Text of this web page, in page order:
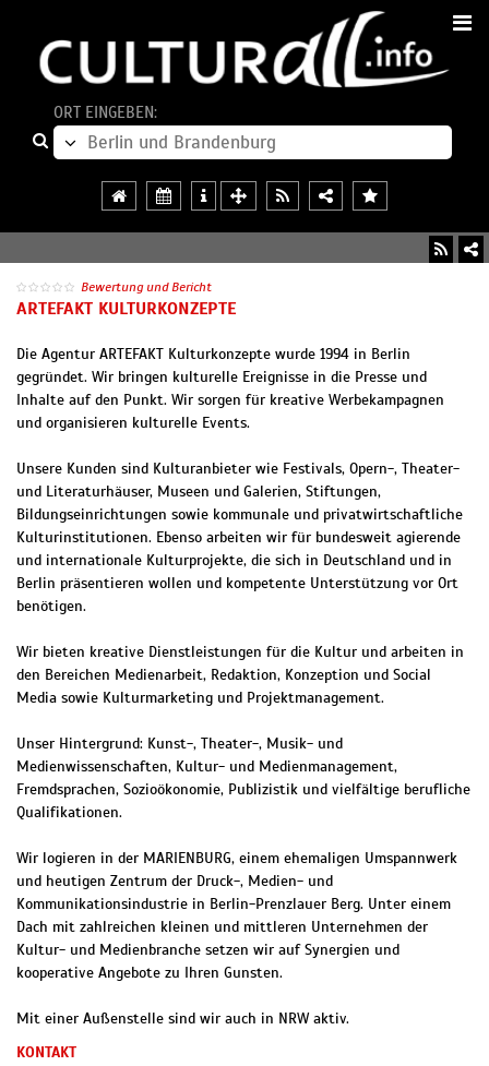
ORT EINGEBEN:
Bewertung und Bericht
ARTEFAKT KULTURKONZEPTE
Die Agentur ARTEFAKT Kulturkonzepte wurde 1994 in Berlin
gegründet. Wir bringen kulturelle Ereignisse in die Presse und
Inhalte auf den Punkt. Wir sorgen für kreative Werbekampagnen
und organisieren kulturelle Events.
Unsere Kunden sind Kulturanbieter wie Festivals, Opern-, Theater-
und Literaturhäuser, Museen und Galerien, Stiftungen,
Bildungseinrichtungen sowie kommunale und privatwirtschaftliche
Kulturinstitutionen. Ebenso arbeiten wir für bundesweit agierende
und internationale Kulturprojekte, die sich in Deutschland und in
Berlin präsentieren wollen und kompetente Unterstützung vor Ort
benötigen.
Wir bieten kreative Dienstleistungen für die Kultur und arbeiten in
den Bereichen Medienarbeit, Redaktion, Konzeption und Social
Media sowie Kulturmarketing und Projektmanagement.
Unser Hintergrund: Kunst-, Theater-, Musik- und
Medienwissenschaften, Kultur- und Medienmanagement,
Fremdsprachen, Sozioökonomie, Publizistik und vielfältige berufliche
Qualifikationen.
Wir logieren in der MARIENBURG, einem ehemaligen Umspannwerk
und heutigen Zentrum der Druck-, Medien- und
Kommunikationsindustrie in Berlin-Prenzlauer Berg. Unter einem
Dach mit zahlreichen kleinen und mittleren Unternehmen der
Kultur- und Medienbranche setzen wir auf Synergien und
kooperative Angebote zu Ihren Gunsten.
Mit einer Außenstelle sind wir auch in NRW aktiv.
KONTAKT